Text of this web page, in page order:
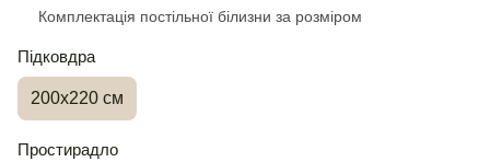
Комплектація постільної білизни за розміром
Підковдра
200х220 см
Простирадло